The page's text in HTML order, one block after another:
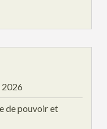
2026
de pouvoir et